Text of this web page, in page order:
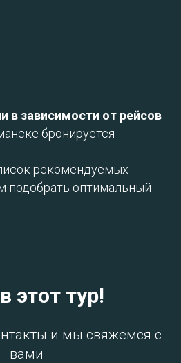
в зависимости от рейсов
бронируется
рекомендуемых
подобрать оптимальный
этот тур!
и мы свяжемся с
вами